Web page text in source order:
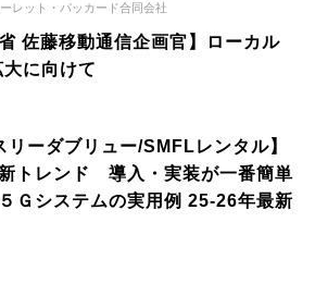
レット・パッカード合同会社
佐藤移動通信企画官】ローカル
に向けて
リーダブリュー/SMFLレンタル】
トレンド 導入・実装が一番簡単
Ｇシステムの実用例 25-26年最新